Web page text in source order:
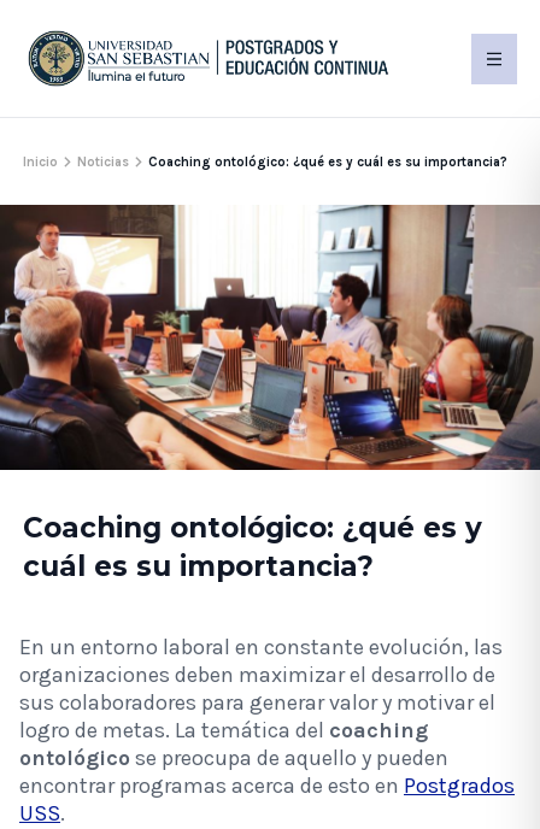
Inicio Noticias Coaching ontológico: ¿qué es y cuál es su importancia?
Coaching ontológico: ¿qué es y
cuál es su importancia?
En un entorno laboral en constante evolución, las
organizaciones deben maximizar el desarrollo de
sus colaboradores para generar valor y motivar el
logro de metas. La temática del coaching
ontológico se preocupa de aquello y pueden
encontrar programas acerca de esto en Postgrados
USS.